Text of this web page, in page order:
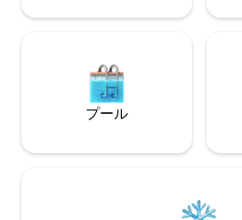
プール